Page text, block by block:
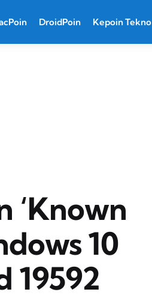
DroidPoin Kepoin Tekno
‘Known
10
19592